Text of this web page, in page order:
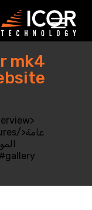
المحتوى
mk4